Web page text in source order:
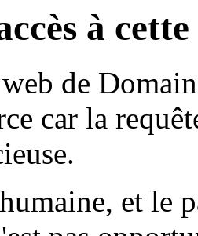
à
de
car la
et le